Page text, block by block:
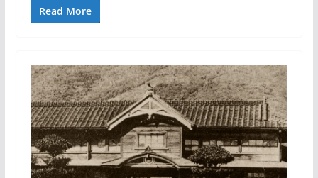
Read More